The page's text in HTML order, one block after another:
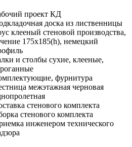
проект КД
доска из лиственницы
клееный стеновой производства,
175х185(h), немецкий
и столбы сухие, клееные,
фурнитура
межэтажная черновая
стенового комплекта
стенового комплекта
инженером технического